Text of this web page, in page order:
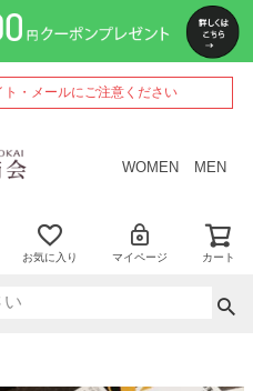
・メールにご注意ください
WOMEN MEN
お気に入り マイページ カート
ペー
ジト
ップ
へ